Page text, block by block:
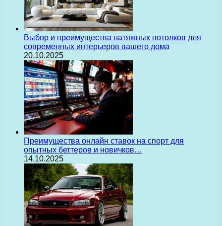
Выбор и преимущества натяжных потолков для
современных интерьеров вашего дома
20.10.2025
Преимущества онлайн ставок на спорт для
опытных беттеров и новичков…
14.10.2025